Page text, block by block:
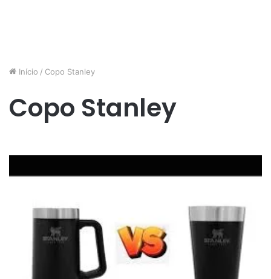
Início / Copo Stanley
Copo Stanley